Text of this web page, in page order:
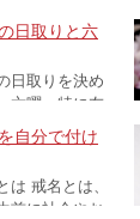
日取りと六
日取りを決め
六曜、特に友
は少なくあ...
自分で付け
は 戒名とは、
前に社会やお